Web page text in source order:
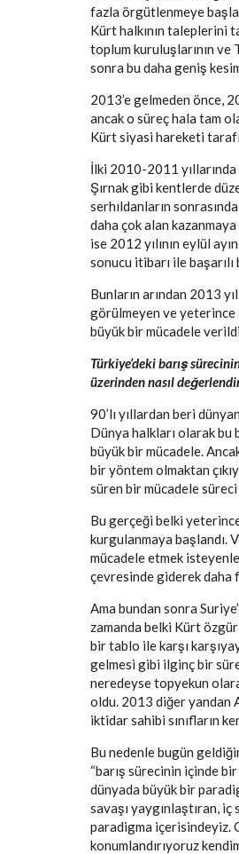
fazla örgütlenmeye
Kürt halkının taleplerini
toplum kuruluşlarının ve
sonra bu daha geniş
2013’e gelmeden önce,
ancak o süreç hala tam
Kürt siyasi hareketi
İlki 2010-2011 yıllarında
Şırnak gibi kentlerde
serhıldanların
daha çok alan
ise 2012 yılının eylül
sonucu itibarı ile
Bunların arından 2013
görülmeyen ve yeterince
büyük bir mücadele
Türkiye’deki barış
üzerinden nasıl
90’lı yıllardan beri
Dünya halkları olarak bu
büyük bir mücadele.
bir yöntem olmaktan
süren bir mücadele
Bu gerçeği belki
kurgulanmaya başlandı.
mücadele etmek
çevresinde giderek daha
Ama bundan sonra
zamanda belki Kürt
bir tablo ile karşı
gelmesi gibi ilginç bir
neredeyse topyekun
oldu. 2013 diğer yandan
iktidar sahibi sınıfların
Bu nedenle bugün
“barış sürecinin içinde
dünyada büyük bir
savaşı yaygınlaştıran,
paradigma içerisindeyiz.
konumlandırıyoruz